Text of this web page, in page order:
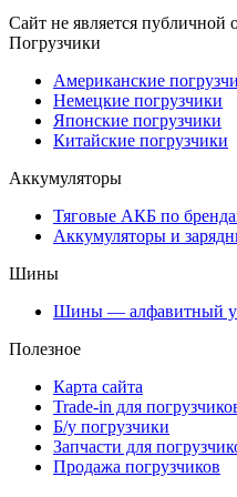
Сайт не является публичной
Погрузчики
Американские
Немецкие погрузчики
Японские погрузчики
Китайские погрузчики
Аккумуляторы
Тяговые АКБ по
Аккумуляторы и
Шины
Шины — алфавитный
Полезное
Карта сайта
Trade-in для
Б/у погрузчики
Запчасти для
Продажа погрузчиков